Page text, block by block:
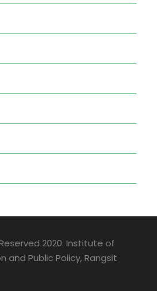
2020. Institute of
and Public Policy, Rangsit